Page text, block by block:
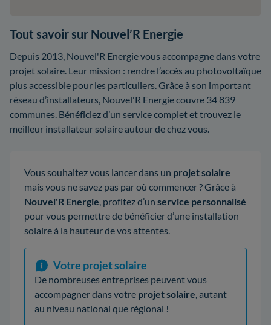
Tout savoir sur Nouvel’R Energie
Depuis 2013, Nouvel'R Energie vous accompagne dans votre
projet solaire. Leur mission : rendre l’accès au photovoltaïque
plus accessible pour les particuliers. Grâce à son important
réseau d’installateurs, Nouvel'R Energie couvre 34 839
communes. Bénéficiez d’un service complet et trouvez le
meilleur installateur solaire autour de chez vous.
Vous souhaitez vous lancer dans un projet solaire
mais vous ne savez pas par où commencer ? Grâce à
Nouvel'R Energie, profitez d’un service personnalisé
pour vous permettre de bénéficier d’une installation
solaire à la hauteur de vos attentes.
Votre projet solaire
De nombreuses entreprises peuvent vous
accompagner dans votre projet solaire, autant
au niveau national que régional !